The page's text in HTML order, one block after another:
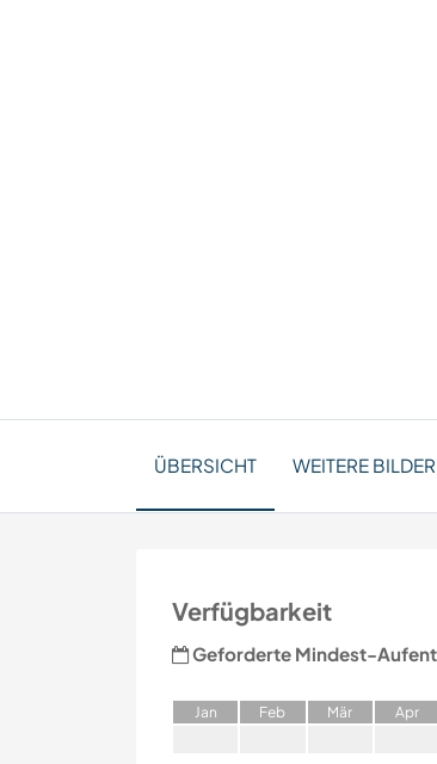
ÜBERSICHT WEITERE BILDER
Verfügbarkeit
Geforderte Mindest-
Jan Feb Mär Apr